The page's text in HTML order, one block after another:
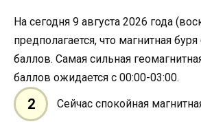
На сегодня 9 августа 2026 года
предполагается, что магнитная
баллов. Самая сильная
баллов ожидается с 00:00-03:00.
2 Сейчас спокойная